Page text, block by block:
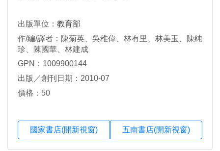
出版單位： 教育部
作/編/譯者：陳菊英、吳稚偉、林有里、林美玉、陳純
珍、陳國華、林建成
GPN：1009900144
出版／創刊日期：2010-07
價格：50
國家書店(開新視窗) 五南書店(開新視窗)